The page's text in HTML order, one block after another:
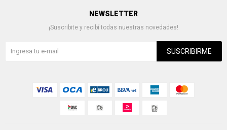
NEWSLETTER
¡Suscribite y recibí todas nuestras novedades!
SUSCRIBIRME